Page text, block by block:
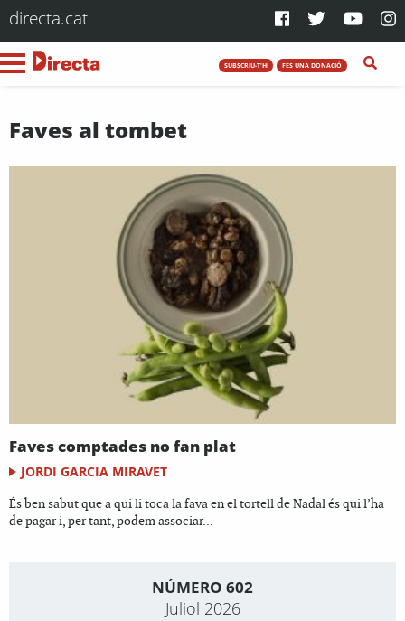
directa.cat
SUBSCRIU-T'HI FES UNA DONACIÓ
Faves al tombet
Faves comptades no fan plat
JORDI GARCIA MIRAVET
És ben sabut que a qui li toca la fava en el tortell de Nadal és qui l’ha
de pagar i, per tant, podem associar...
NÚMERO 602
Juliol 2026